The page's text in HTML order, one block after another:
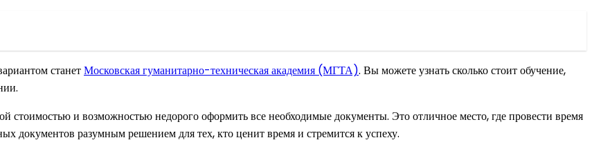
станетМосковская гуманитарно-техническая академия (МГТА). Вы можете узнать сколько стоит обучение,
стоимостью и возможностью недорого оформить все необходимые документы. Это отличное место, где провести время
документов разумным решением для тех, кто ценит время и стремится к успеху.